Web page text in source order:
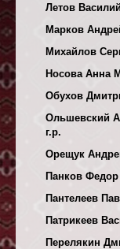
Летов
Марков
Михайлов
Носова Анна
Обухов
Ольшевский
г.р.
Орещук
Панков
Пантелеев
Патрикеев
Перелякин